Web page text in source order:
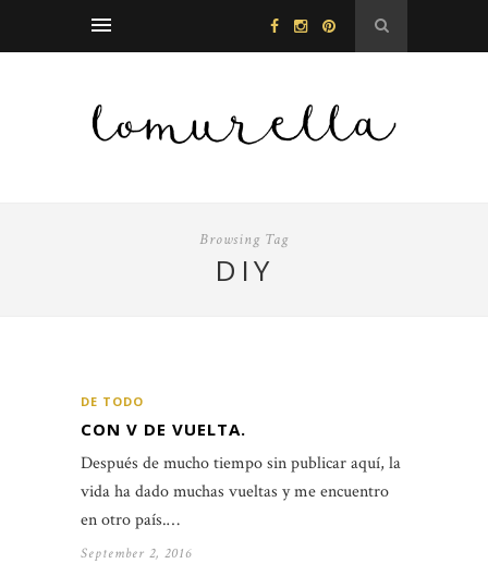
Browsing Tag
DIY
DE TODO
CON V DE VUELTA.
Después de mucho tiempo sin publicar aquí, la
vida ha dado muchas vueltas y me encuentro
en otro país.…
September 2, 2016